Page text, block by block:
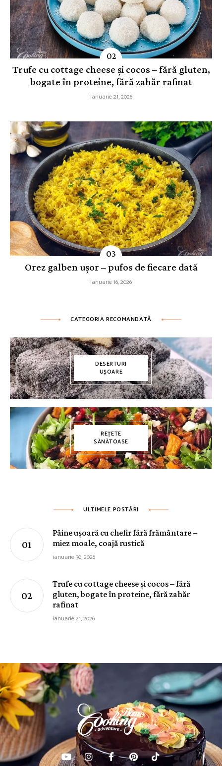
Trufe cu cottage cheese și cocos – fără gluten,
bogate în proteine, fără zahăr rafinat
ianuarie 21, 2026
Orez galben ușor – pufos de fiecare dată
ianuarie 16, 2026
CATEGORIA RECOMANDATĂ
DESERTURI
UȘOARE
REȚETE
SĂNĂTOASE
ULTIMELE POSTĂRI
Pâine ușoară cu chefir fără frământare –
miez moale, coajă rustică
ianuarie 30, 2026
Trufe cu cottage cheese și cocos – fără
gluten, bogate în proteine, fără zahăr
rafinat
ianuarie 21, 2026